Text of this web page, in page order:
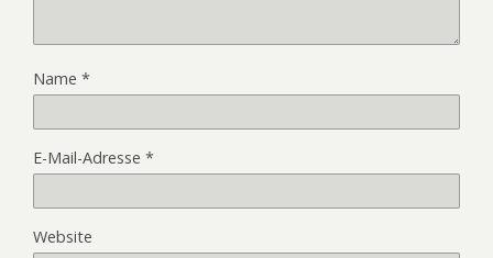
Name *
E-Mail-Adresse *
Website